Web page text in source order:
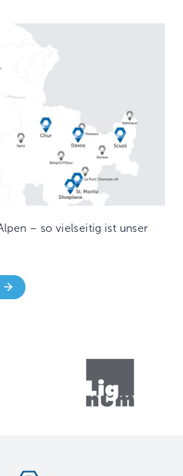
– so vielseitig ist unser